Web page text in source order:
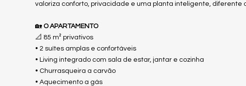
valoriza conforto, privacidade e uma planta inteligente, diferente
🏡 O APARTAMENTO
📐 85 m² privativos
• 2 suítes amplas e confortáveis
• Living integrado com sala de estar, jantar e cozinha
• Churrasqueira a carvão
• Aquecimento a gás